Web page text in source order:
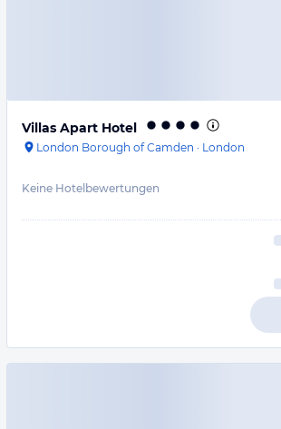
Villas Apart Hotel
London Borough of Camden · London
Keine Hotelbewertungen